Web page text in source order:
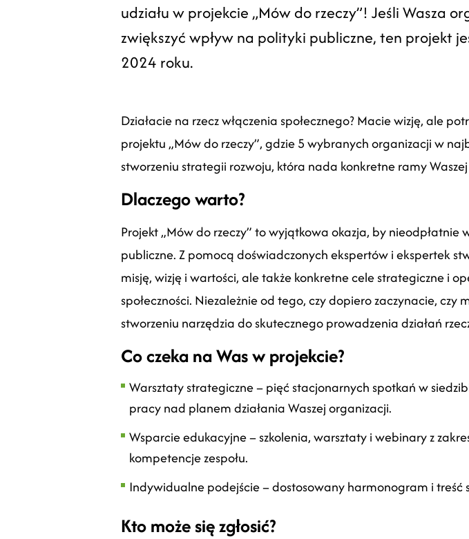
udziału w projekcie „Mów do rzeczy”! Jeśli Wasza
zwiększyć wpływ na polityki publiczne, ten projekt
2024 roku.
Działacie na rzecz włączenia społecznego? Macie wizję, ale
projektu „Mów do rzeczy”, gdzie 5 wybranych organizacji w
stworzeniu strategii rozwoju, która nada konkretne ramy
Dlaczego warto?
Projekt „Mów do rzeczy” to wyjątkowa okazja, by
publiczne. Z pomocą doświadczonych ekspertów i ekspertek
misję, wizję i wartości, ale także konkretne cele strategiczne i
społeczności. Niezależnie od tego, czy dopiero zaczynacie,
stworzeniu narzędzia do skutecznego prowadzenia działań
Co czeka na Was w projekcie?
Warsztaty strategiczne – pięć stacjonarnych spotkań w
pracy nad planem działania Waszej organizacji.
Wsparcie edukacyjne – szkolenia, warsztaty i webinary z
kompetencje zespołu.
Indywidualne podejście – dostosowany harmonogram i
Kto może się zgłosić?